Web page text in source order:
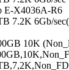
E-X4036A-R6
7.2K 6Gb/
10K